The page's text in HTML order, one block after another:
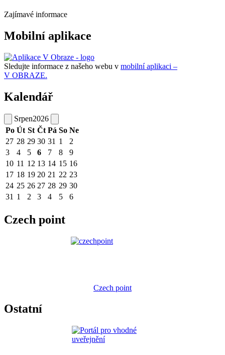
Zajímavé informace
Mobilní aplikace
Sledujte informace z našeho webu v mobilní aplikaci –
V OBRAZE.
Kalendář
Srpen2026
Po Út St Čt Pá So Ne
27 28 29 30 31 1
2
3
4 5 6 7 8
9
10 11 12 13 14 15 16
17 18 19 20 21 22 23
24 25 26 27 28 29 30
31 1 2 3 4 5 6
Czech point
Czech point
Ostatní